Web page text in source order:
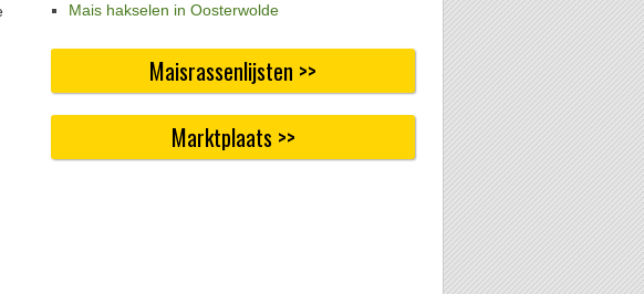
Mais hakselen in Oosterwolde
Maisrassenlijsten >>
Marktplaats >>